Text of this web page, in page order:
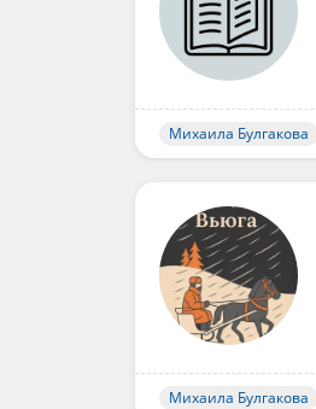
Михаила Булгакова
Михаила Булгакова